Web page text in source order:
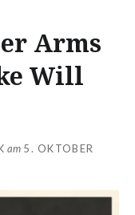
Arms
Will
am 5. OKTOBER